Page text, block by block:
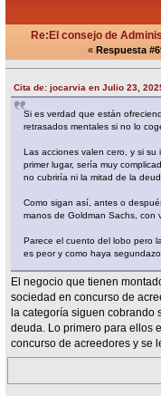
Re:El consejo de
« Respuesta
Cita de: jocarvia en Julio 23,
Si es verdad que están
retrasados mentales si no lo
Las acciones valen cero, y si
primer lugar, sería muy
no cubriría ni la mitad de la
Como sigan así, antes o
manos de Goldman Sachs, con
Parece el cuento del lobo pero
es peor y como haya
El negocio que tienen
sociedad en concurso de
la categoría siguen cobrando
deuda. Lo primero para ellos
concurso de acreedores y se